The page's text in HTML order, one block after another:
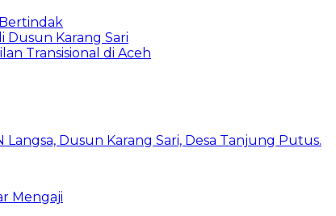
Dusun Karang Sari
Transisional di Aceh
Mengaji